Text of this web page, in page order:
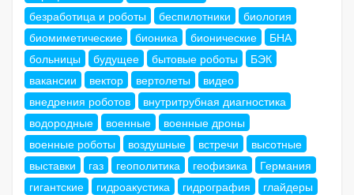
безработица и роботы
беспилотники
биология
биомиметические
бионика бионические
БНА
больницы
будущее бытовые роботы
БЭК
вакансии
вектор вертолеты
видео
внедрения роботов
внутритрубная диагностика
водородные
военные
военные дроны
военные роботы
воздушные встречи
высотные
выставки
газ геополитика геофизика
Германия
гигантские
гидроакустика гидрография
глайдеры